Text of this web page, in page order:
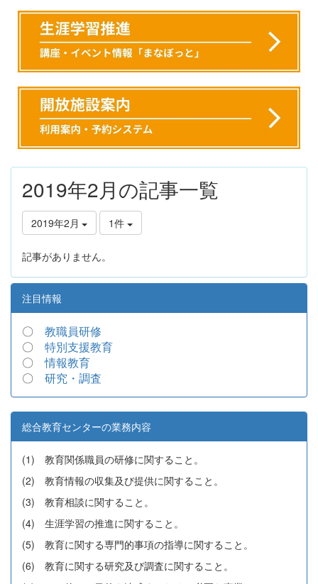
2019年2月の記事一覧
2019年2月 1件
記事がありません。
注目情報
〇 教職員研修
〇 特別支援教育
〇情報教育
〇 研究・調査
総合教育センターの業務内容
(1) 教育関係職員の研修に関すること。
(2) 教育情報の収集及び提供に関すること。
(3) 教育相談に関すること。
(4) 生涯学習の推進に関すること。
(5) 教育に関する専門的事項の指導に関すること。
(6) 教育に関する研究及び調査に関すること。